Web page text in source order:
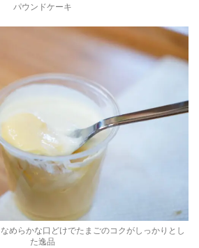
パウンドケーキ
めらかな口どけでたまごのコクがしっかりとし
た逸品